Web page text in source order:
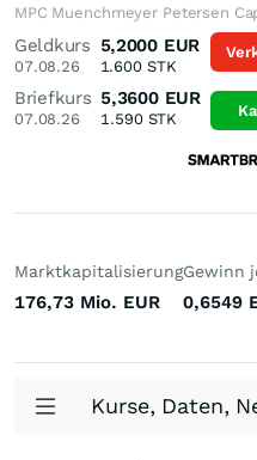
MPC Muenchmeyer Petersen
Geldkurs
07.08.26
5,2000 EUR
1.600STK
Briefkurs
07.08.26
5,3600 EUR
1.590STK
Marktkapitalisierung
176,73 Mio. EUR
Gewinn
0,6549
Kurse, Daten,